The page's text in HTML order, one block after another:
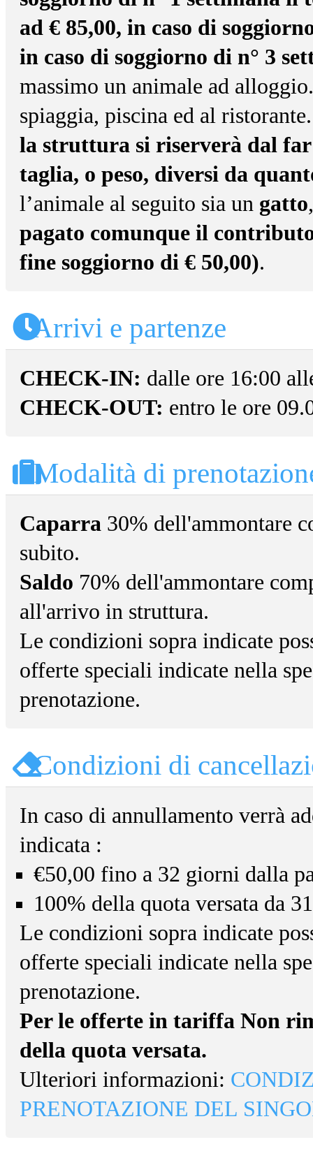
ad € 85,00, in caso di
in caso di soggiorno di n° 3
massimo un animale ad
spiaggia, piscina ed al
la struttura si riserverà dal
taglia, o peso, diversi da
l’animale al seguito sia un gatto
pagato comunque il
fine soggiorno di € 50,00).
Arrivi e partenze
CHECK-IN: dalle ore 16:00
CHECK-OUT: entro le ore
Modalità di
Caparra 30% dell'ammontare
subito.
Saldo 70% dell'ammontare
all'arrivo in struttura.
Le condizioni sopra indicate
offerte speciali indicate nella
prenotazione.
Condizioni di
In caso di annullamento verrà
indicata :
€50,00 fino a 32 giorni dalla
100% della quota versata da
Le condizioni sopra indicate
offerte speciali indicate nella
prenotazione.
Per le offerte in tariffa Non
della quota versata.
Ulteriori informazioni:
PRENOTAZIONE DEL